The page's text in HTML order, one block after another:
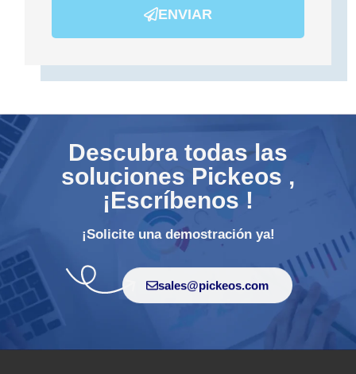
ENVIAR
Descubra todas las
soluciones Pickeos ,
¡Escríbenos !
¡Solicite una demostración ya!
sales@pickeos.com